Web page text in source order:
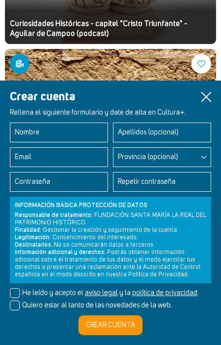
Crear cuenta
Rellena el siguiente formulario y date de alta en Cultura+.
Nombre Apellidos (opcional)
Email Provincia (opcional)
Contraseña Repetir contraseña
INFORMACIÓN BÁSICA PROTECCIÓN DE DATOS
Responsable de tratamiento: FUNDACIÓN SANTA MARÍA LA REAL DEL
PATRIMONIO HISTÓRICO.
Finalidad: Gestionar la creación y seguimiento de la cuenta.
Legitimación: Consentimiento del interesado.
Destinatarios: No se comunicarán datos a terceros.
Información adicional y derechos: Podrás obtener información
adicional sobre el tratamiento de tus datos y el modo ejercitar tus
derechos o presentar una reclamación ante la Autoridad de Control
española en el modo descrito en nuestra Política de Privacidad.
He leído y acepto el aviso legal y la política de privacidad.
Quiero estar al tanto de las novedades de la web.
CREAR CUENTA
Curiosidades Históricas - capitel "Cristo Triunfante" -
Aguilar de Campoo (podcast)
Los secretos del monasterio 7 - Enigmáticas marcas
Los secretos del monasterio 8 - capitel "Cristo Triunfante"